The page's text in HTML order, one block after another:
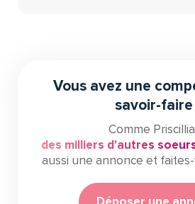
Vous avez une
savoir-faire
Comme
des milliers d'autres
aussi une annonce et